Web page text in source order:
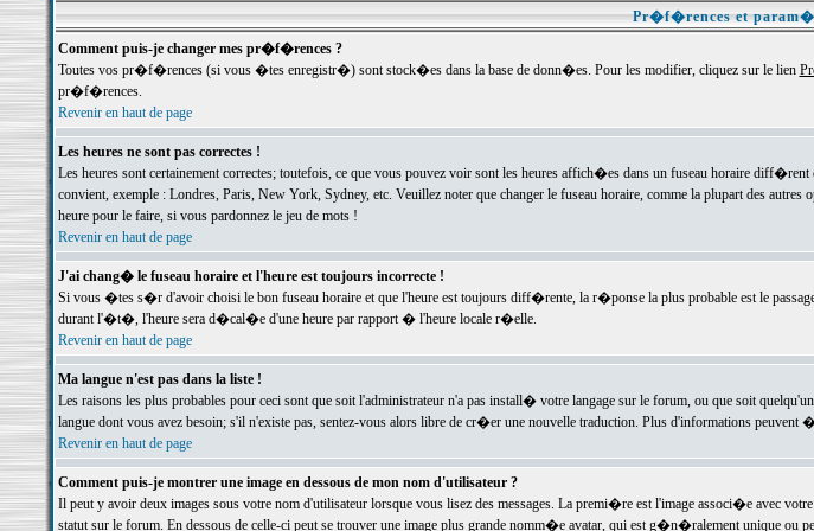
Pr�f�rences et
Comment puis-je changer mes pr�f�rences ?
Toutes vos pr�f�rences (si vous �tes enregistr�) sont stock�es dans la base de donn�es. Pour les modifier, cliquez sur le lien
pr�f�rences.
Revenir en haut de page
Les heures ne sont pas correctes !
Les heures sont certainement correctes; toutefois, ce que vous pouvez voir sont les heures affich�es dans un fuseau horaire
convient, exemple : Londres, Paris, New York, Sydney, etc. Veuillez noter que changer le fuseau horaire, comme la plupart des
heure pour le faire, si vous pardonnez le jeu de mots !
Revenir en haut de page
J'ai chang� le fuseau horaire et l'heure est toujours incorrecte !
Si vous �tes s�r d'avoir choisi le bon fuseau horaire et que l'heure est toujours diff�rente, la r�ponse la plus probable est le
durant l'�t�, l'heure sera d�cal�e d'une heure par rapport � l'heure locale r�elle.
Revenir en haut de page
Ma langue n'est pas dans la liste !
Les raisons les plus probables pour ceci sont que soit l'administrateur n'a pas install� votre langage sur le forum, ou que soit
langue dont vous avez besoin; s'il n'existe pas, sentez-vous alors libre de cr�er une nouvelle traduction. Plus d'informations
Revenir en haut de page
Comment puis-je montrer une image en dessous de mon nom d'utilisateur ?
Il peut y avoir deux images sous votre nom d'utilisateur lorsque vous lisez des messages. La premi�re est l'image associ�e avec
statut sur le forum. En dessous de celle-ci peut se trouver une image plus grande nomm�e avatar, qui est g�n�ralement unique